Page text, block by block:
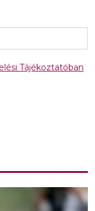
Tájékoztatóban